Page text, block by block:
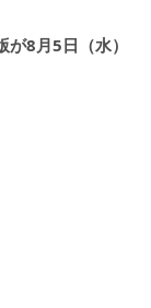
が8月5日（水）